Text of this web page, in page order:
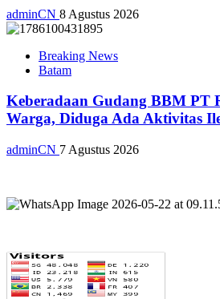
adminCN 8 Agustus 2026
Breaking News
Batam
Keberadaan Gudang BBM PT
Warga, Diduga Ada Aktivitas
adminCN 7 Agustus 2026